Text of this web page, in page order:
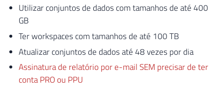
Utilizar conjuntos de dados com tamanhos de até 400
GB
Ter workspaces com tamanhos de até 100 TB
Atualizar conjuntos de dados até 48 vezes por dia
Assinatura de relatório por e-mail SEM precisar de ter
conta PRO ou PPU